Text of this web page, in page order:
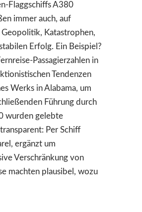
Flaggschiffs A380
immer auch, auf
Geopolitik, Katastrophen,
Erfolg. Ein Beispiel?
Passagierzahlen in
Tendenzen
Werks in Alabama, um
Führung durch
wurden gelebte
Per Schiff
ergänzt um
Verschränkung von
machten plausibel, wozu